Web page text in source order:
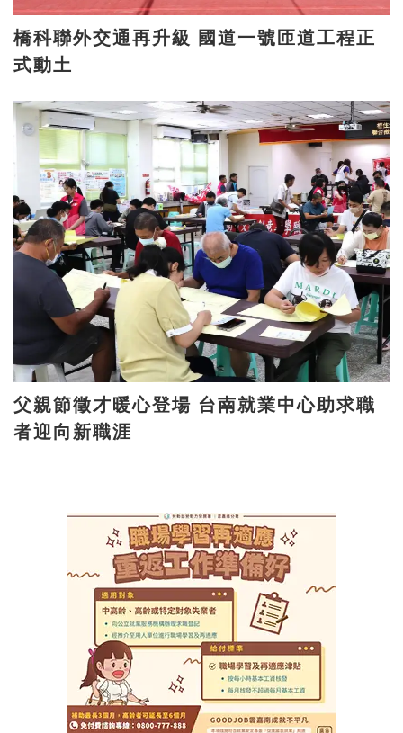
橋科聯外交通再升級 國道一號匝道工程正
式動土
父親節徵才暖心登場 台南就業中心助求職
者迎向新職涯